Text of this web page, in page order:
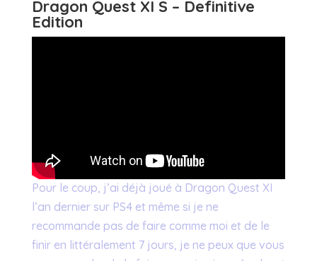
Dragon Quest XI S – Definitive
Edition
Pour le coup, j’ai déjà joué à Dragon Quest XI
l’an dernier sur PS4 et même si je ne
recommande pas de faire comme moi et de le
finir en littéralement 7 jours, je ne peux que vous